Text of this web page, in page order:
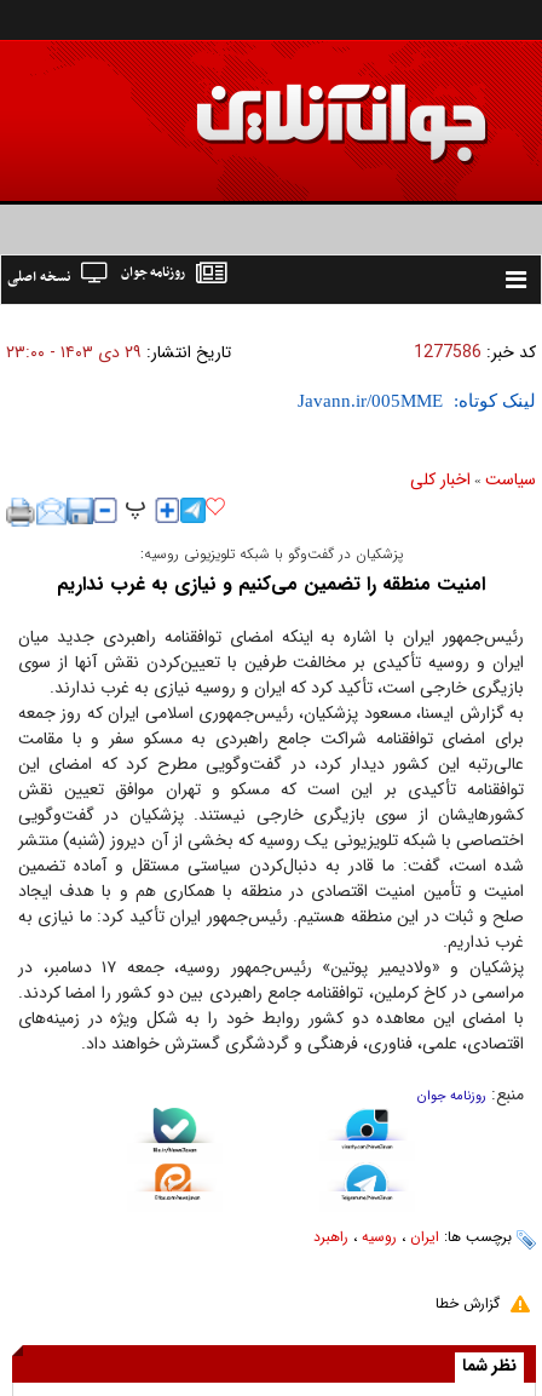
Toggle
نسخه اصلی روزنامه جوان
کد خبر: 1277586 تاریخ انتشار: ۲۹ دی ۱۴۰۳ - ۲۳:۰۰
لینک کوتاه:
سیاست » اخبار کلی
پزشکیان در گفت‌و‌گو با شبکه تلویزیونی روسیه:
امنیت منطقه را تضمین می‌کنیم و نیازی به غرب نداریم
رئیس‌جمهور ایران با اشاره به اینکه امضای توافقنامه راهبردی جدید میان
ایران و روسیه تأکیدی بر مخالفت طرفین با تعیین‌کردن نقش آنها از سوی
بازیگری خارجی است، تأکید کرد که ایران و روسیه نیازی به غرب ندارند.
به گزارش ایسنا، مسعود پزشکیان، رئیس‌جمهوری اسلامی ایران که روز جمعه
برای امضای توافقنامه شراکت جامع راهبردی به مسکو سفر و با مقامت
عالی‌رتبه این کشور دیدار کرد، در گفت‌وگویی مطرح کرد که امضای این
توافقنامه تأکیدی بر این است که مسکو و تهران موافق تعیین نقش
کشورهایشان از سوی بازیگری خارجی نیستند. پزشکیان در گفت‌وگویی
اختصاصی با شبکه تلویزیونی یک روسیه که بخشی از آن دیروز (شنبه) منتشر
شده است، گفت: ما قادر به دنبال‌کردن سیاستی مستقل و آماده تضمین
امنیت و تأمین امنیت اقتصادی در منطقه با همکاری هم و با هدف ایجاد
صلح و ثبات در این منطقه هستیم. رئیس‌جمهور ایران تأکید کرد: ما نیازی به
غرب نداریم.
پزشکیان و «ولادیمیر پوتین» رئیس‌جمهور روسیه، جمعه ۱۷ دسامبر، در
مراسمی در کاخ کرملین، توافقنامه جامع راهبردی بین دو کشور را امضا کردند.
با امضای این معاهده دو کشور روابط خود را به شکل ویژه در زمینه‌های
اقتصادی، علمی، فناوری، فرهنگی و گردشگری گسترش خواهند داد.
منبع: روزنامه جوان
برچسب ها: ایران ، روسیه ، راهبرد
گزارش خطا
نظر شما